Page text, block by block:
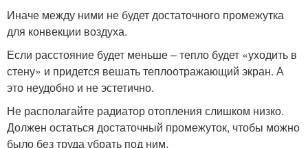
Иначе между ними не будет достаточного промежутка
для конвекции воздуха.
Если расстояние будет меньше – тепло будет «уходить в
стену» и придется вешать теплоотражающий экран. А
это неудобно и не эстетично.
Не располагайте радиатор отопления слишком низко.
Должен остаться достаточный промежуток, чтобы можно
было без труда убрать под ним.